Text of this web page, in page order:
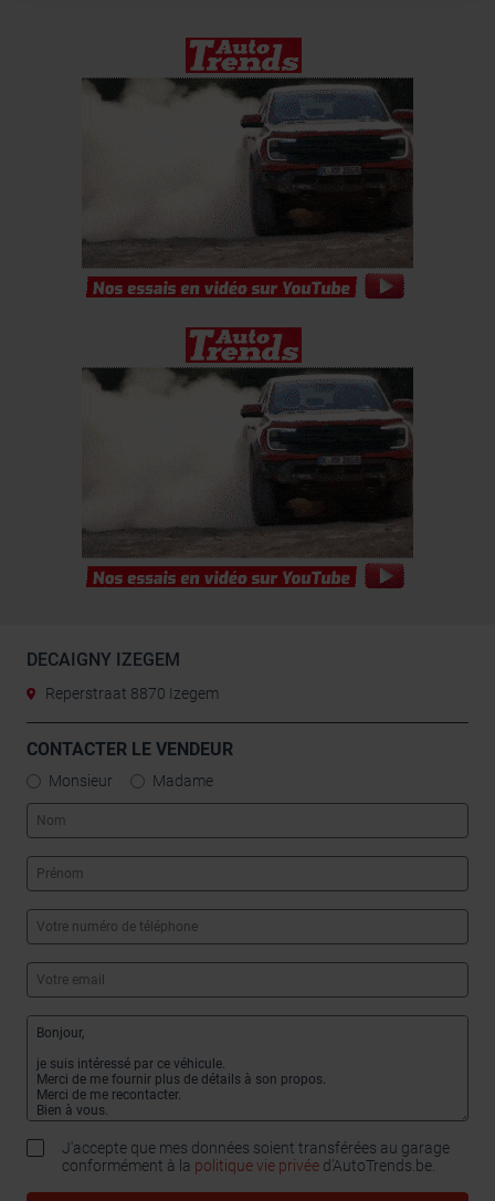
leur avez fournies ou qu’ils ont collectées lors de votre
utilisation de leurs services.
DECAIGNY IZEGEM
Reperstraat 8870 Izegem
CONTACTER LE VENDEUR
Monsieur Madame
J'accepte que mes données soient transférées au garage
conformément à la politique vie privée d’AutoTrends.be.